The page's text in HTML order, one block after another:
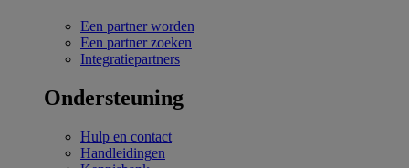
Een partner worden
Een partner zoeken
Integratiepartners
Ondersteuning
Hulp en contact
Handleidingen